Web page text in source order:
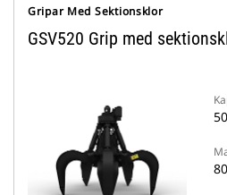
Gripar Med Sektionsklor
GSV520 Grip med